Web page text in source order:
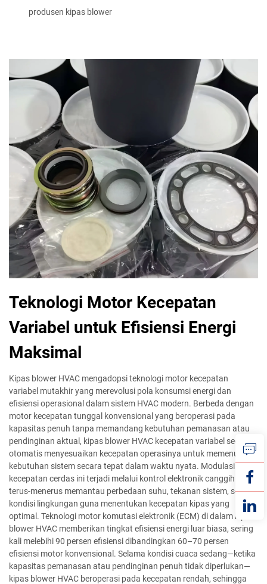
produsen kipas blower
Teknologi Motor Kecepatan
Variabel untuk Efisiensi Energi
Maksimal
Kipas blower HVAC mengadopsi teknologi motor kecepatan
variabel mutakhir yang merevolusi pola konsumsi energi dan
efisiensi operasional dalam sistem HVAC modern. Berbeda dengan
motor kecepatan tunggal konvensional yang beroperasi pada
kapasitas penuh tanpa memandang kebutuhan pemanasan atau
pendinginan aktual, kipas blower HVAC kecepatan variabel secara
otomatis menyesuaikan kecepatan operasinya untuk memenuhi
kebutuhan sistem secara tepat dalam waktu nyata. Modulasi
kecepatan cerdas ini terjadi melalui kontrol elektronik canggih yang
terus-menerus memantau perbedaan suhu, tekanan sistem, serta
kondisi lingkungan guna menentukan kecepatan kipas yang
optimal. Teknologi motor komutasi elektronik (ECM) di dalam kipas
blower HVAC memberikan tingkat efisiensi energi luar biasa, sering
kali melebihi 90 persen efisiensi dibandingkan 60–70 persen
efisiensi motor konvensional. Selama kondisi cuaca sedang—ketika
kapasitas pemanasan atau pendinginan penuh tidak diperlukan—
kipas blower HVAC beroperasi pada kecepatan rendah, sehingga